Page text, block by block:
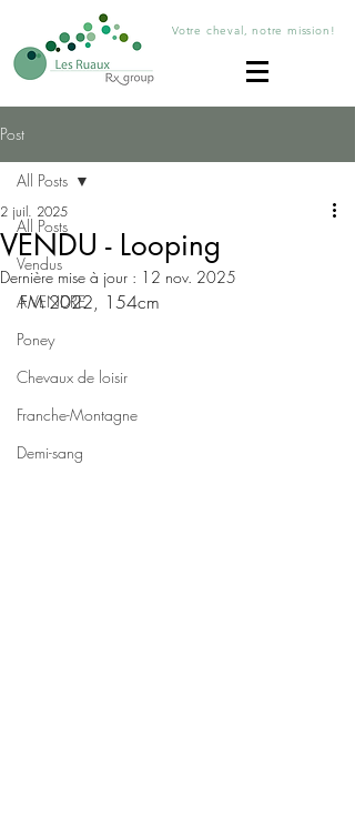
Votre cheval, notre mission!
Post
All Posts
Vendus
A VENDRE
Poney
Chevaux de loisir
Franche-Montagne
Demi-sang
All Posts
VENDU - Looping
2 juil. 2025
Dernière mise à jour : 12 nov. 2025
FM 2022, 154cm